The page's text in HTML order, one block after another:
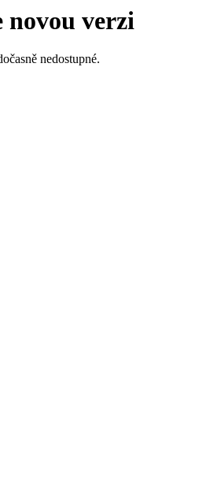
verzi
nedostupné.